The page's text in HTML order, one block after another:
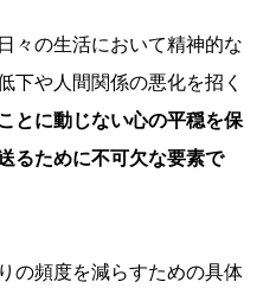
々の生活において精神的な
下や人間関係の悪化を招く
とに動じない心の平穏を保
るために不可欠な要素で
の頻度を減らすための具体